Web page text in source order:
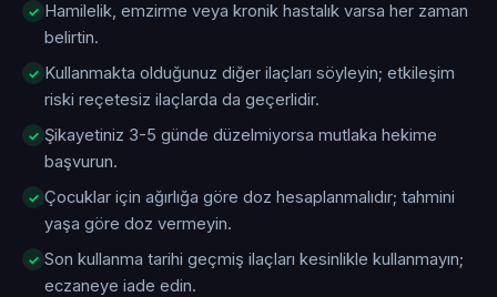
Hamilelik, emzirme veya kronik hastalık varsa her zaman
belirtin.
Kullanmakta olduğunuz diğer ilaçları söyleyin; etkileşim
riski reçetesiz ilaçlarda da geçerlidir.
Şikayetiniz 3-5 günde düzelmiyorsa mutlaka hekime
başvurun.
Çocuklar için ağırlığa göre doz hesaplanmalıdır; tahmini
yaşa göre doz vermeyin.
Son kullanma tarihi geçmiş ilaçları kesinlikle kullanmayın;
eczaneye iade edin.